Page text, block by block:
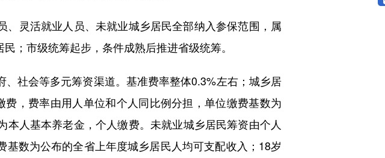
灵活就业人员、未就业城乡居民全部纳入参保范围，属
；市级统筹起步，条件成熟后推进省级统筹。
社会等多元筹资渠道。基准费率整体0.3%左右；城乡居
，费率由用人单位和个人同比例分担，单位缴费基数为
人基本养老金，个人缴费。未就业城乡居民筹资由个人
数为公布的全省上年度城乡居民人均可支配收入；18岁